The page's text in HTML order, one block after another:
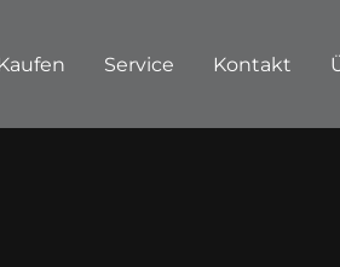
Service Kontakt